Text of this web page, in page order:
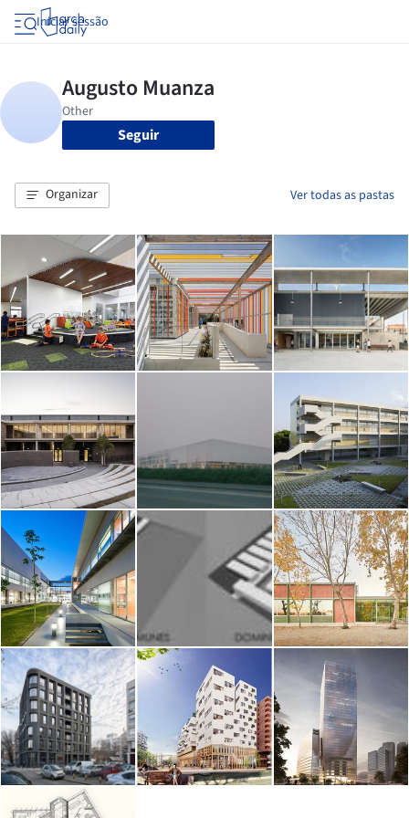
Iniciar sessão
Seguir
Organizar Ver todas as pastas